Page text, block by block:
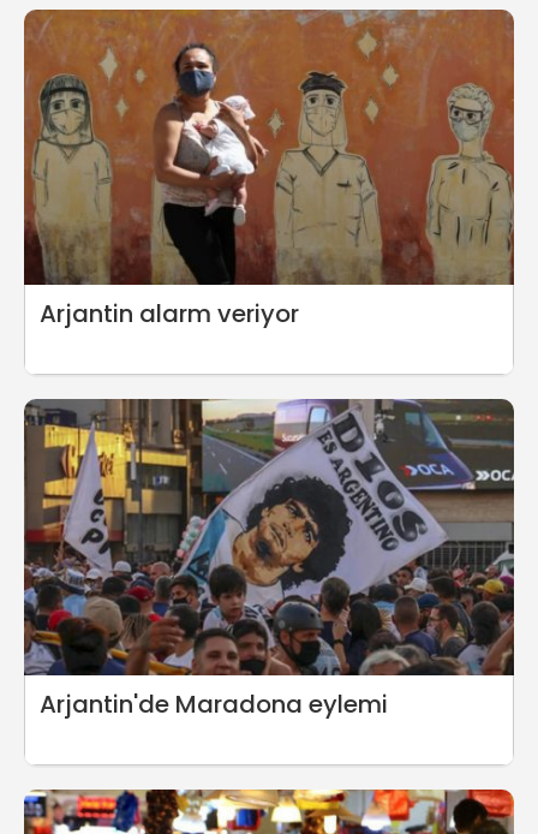
Arjantin alarm veriyor
Arjantin'de Maradona eylemi